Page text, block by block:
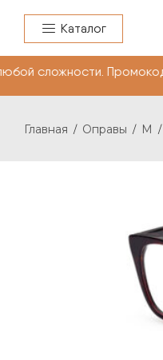
Каталог
Главная / Оправы / M /